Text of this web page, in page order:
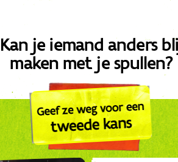
Kan je iemand anders
maken met je spullen?